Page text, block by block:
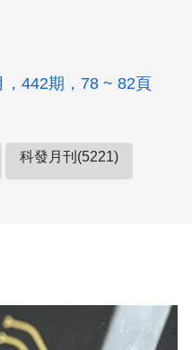
，442期，78 ~ 82頁
科發月刊(5221)